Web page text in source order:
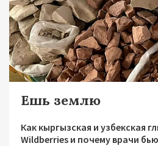
Ешь землю
Как кыргызская и узбекская
Wildberries и почему врачи